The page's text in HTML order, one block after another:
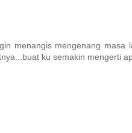
menangis mengenang
ku semakin mengerti